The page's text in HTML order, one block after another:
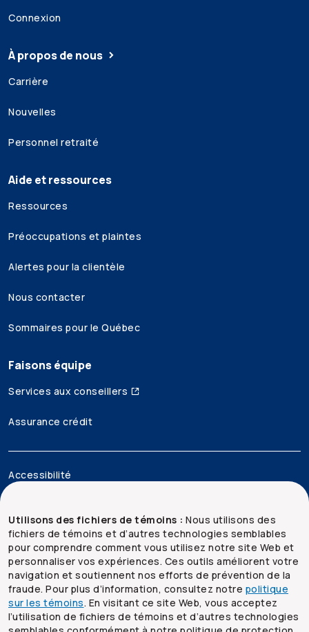
Utilisons des fichiers de témoins : Nous utilisons des
fichiers de témoins et d’autres technologies semblables
pour comprendre comment vous utilisez notre site Web et
personnaliser vos expériences. Ces outils améliorent votre
navigation et soutiennent nos efforts de prévention de la
fraude. Pour plus d’information, consultez notre politique
sur les témoins. En visitant ce site Web, vous acceptez
l’utilisation de fichiers de témoins et d’autres technologies
Connexion
À propos de nous
Carrière
Nouvelles
Personnel retraité
Aide et ressources
Ressources
Préoccupations et plaintes
Alertes pour la clientèle
Nous contacter
Sommaires pour le Québec
Faisons équipe
Services aux conseillers
Assurance crédit
Accessibilité
Sécurité et confidentialité
Plan du site